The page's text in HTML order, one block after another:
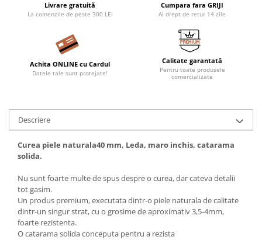
Livrare gratuită
La comenzile de peste 300 LEI
Cumpara fara GRIJI
Ai drept de retur 14 zile
Achita ONLINE cu Cardul
Datele tale sunt protejate!
Calitate garantată
Pentru toate produsele
comercializate
Descriere
Curea piele naturala40 mm, Leda, maro inchis, catarama
solida.
Nu sunt foarte multe de spus despre o curea, dar cateva detalii
tot gasim.
Un produs premium, executata dintr-o piele naturala de calitate
dintr-un singur strat, cu o grosime de aproximativ 3,5-4mm,
foarte rezistenta.
O catarama solida conceputa pentru a rezista